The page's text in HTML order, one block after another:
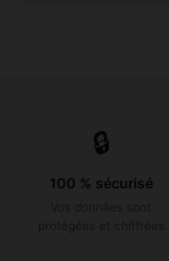
🔒
100 % sécurisé